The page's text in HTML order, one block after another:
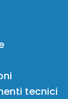
tecnici